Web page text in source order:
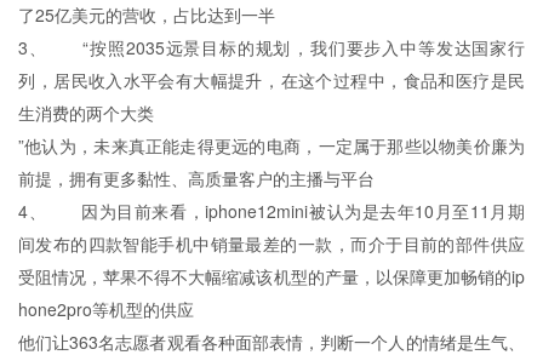
了25亿美元的营收，占比达到一半
3、 “按照2035远景目标的规划，我们要步入中等发达国家行
列，居民收入水平会有大幅提升，在这个过程中，食品和医疗是民
生消费的两个大类
”他认为，未来真正能走得更远的电商，一定属于那些以物美价廉为
前提，拥有更多黏性、高质量客户的主播与平台
4、 因为目前来看，iphone12mini被认为是去年10月至11月期
间发布的四款智能手机中销量最差的一款，而介于目前的部件供应
受阻情况，苹果不得不大幅缩减该机型的产量，以保障更加畅销的ip
hone2pro等机型的供应
他们让363名志愿者观看各种面部表情，判断一个人的情绪是生气、